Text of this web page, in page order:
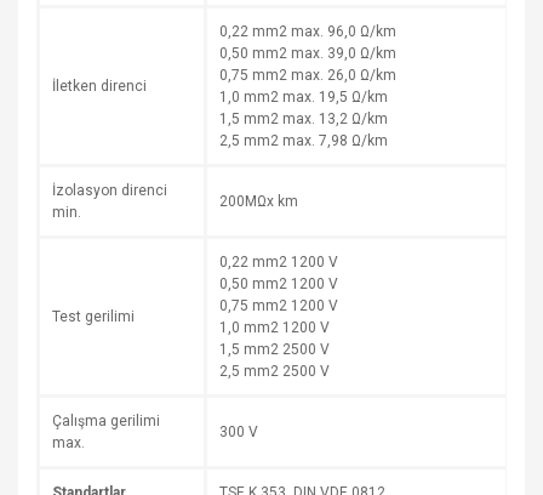
İletken direnci
0,22 mm2 max. 96,0 Ω/km
0,50 mm2 max. 39,0 Ω/km
0,75 mm2 max. 26,0 Ω/km
1,0 mm2 max. 19,5 Ω/km
1,5 mm2 max. 13,2 Ω/km
2,5 mm2 max. 7,98 Ω/km
İzolasyon direnci
min.
200MΩx km
Test gerilimi
0,22 mm2 1200 V
0,50 mm2 1200 V
0,75 mm2 1200 V
1,0 mm2 1200 V
1,5 mm2 2500 V
2,5 mm2 2500 V
Çalışma gerilimi
max.
300 V